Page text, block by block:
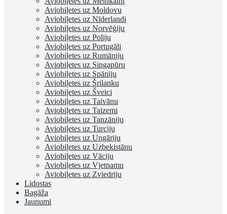
Aviobiļetes uz Moldovu
Aviobiļetes uz Nīderlandi
Aviobiļetes uz Norvēģiju
Aviobiļetes uz Poliju
Aviobiļetes uz Portugāli
Aviobiļetes uz Rumāniju
Aviobiļetes uz Singapūru
Aviobiļetes uz Spāniju
Aviobiļetes uz Šrilanku
Aviobiļetes uz Šveici
Aviobiļetes uz Taivānu
Aviobiļetes uz Taizemi
Aviobiļetes uz Tanzāniju
Aviobiļetes uz Turciju
Aviobiļetes uz Ungāriju
Aviobiļetes uz Uzbekistānu
Aviobiļetes uz Vāciju
Aviobiļetes uz Vjetnamu
Aviobiļetes uz Zviedriju
Lidostas
Bagāža
Jaunumi